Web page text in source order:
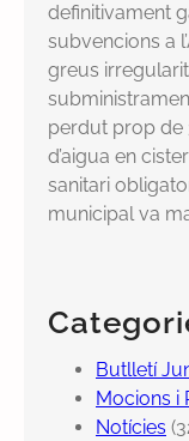
definitivament
subvencions a
greus
perdut prop de
d’aigua en
sanitari
municipal va
Butlletí
Mocions i
Notícies